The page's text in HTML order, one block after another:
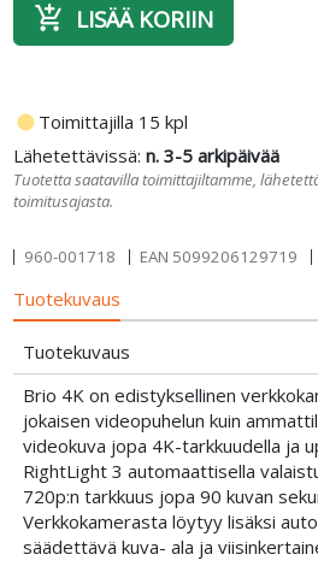
add_shopping_cart LISÄÄ KORIIN
fiber_manual_record Toimittajilla 15 kpl
Lähetettävissä:n. 3-5 arkipäivää
Tuotetta saatavilla toimittajiltamme,
toimitusajasta.
960-001718 EAN 5099206129719
Tuotekuvaus
Tuotekuvaus
Brio 4K on edistyksellinen
jokaisen videopuhelun kuin
videokuva jopa 4K-tarkkuudella ja
RightLight 3 automaattisella
720p:n tarkkuus jopa 90 kuvan
Verkkokamerasta löytyy lisäksi
säädettävä kuva- ala ja